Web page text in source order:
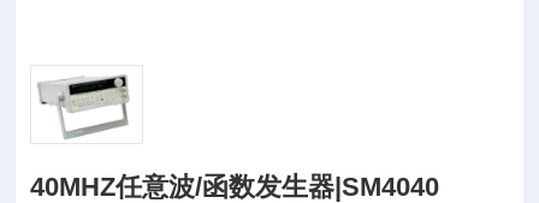
40MHZ任意波/函数发生器|SM4040